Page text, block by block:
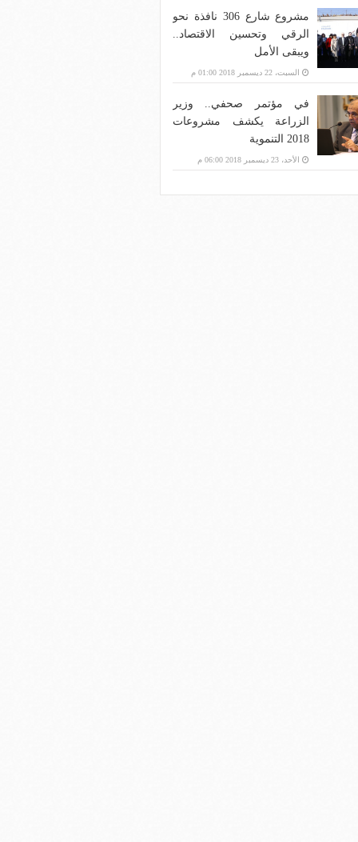
مشروع شارع 306 نافذة نحو
الرقي وتحسين الاقتصاد..
ويبقى الأمل
السبت، 22 ديسمبر 2018 01:00 م
في مؤتمر صحفي.. وزير
الزراعة يكشف مشروعات
2018 التنموية
الأحد، 23 ديسمبر 2018 06:00 م